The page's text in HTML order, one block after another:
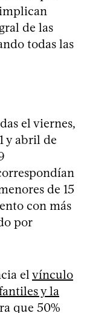
implican
de las
todas las
el viernes,
y abril de
de 15
con más
por
elvínculo
y la
que 50%